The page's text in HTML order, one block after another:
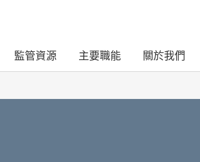
監管資源 主要職能 關於我們